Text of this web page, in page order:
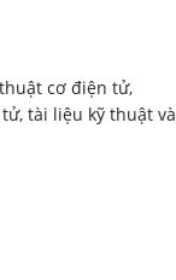
cơ điện tử,
tài liệu kỹ thuật và